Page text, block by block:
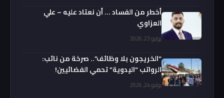
أخطر من الفساد … أن نعتاد عليه – علي
العزاوي
يوليو 23, 2026
“الخريجون بلا وظائف”.. صرخة من نائب:
الرواتب “اليدوية” تحمي الفضائيين!
يوليو 24, 2026